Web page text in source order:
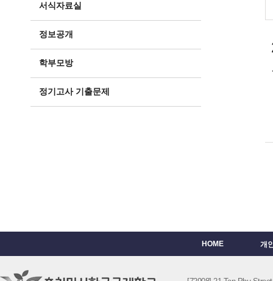
서식자료실
정보공개
학부모방
정기고사 기출문제
HOME 개